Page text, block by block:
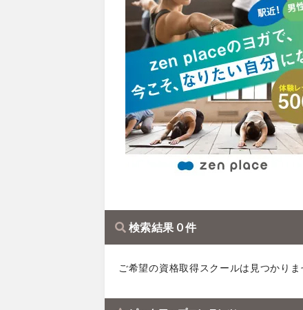
検索結果 0 件
ご希望の資格取得スクールは見つかりま